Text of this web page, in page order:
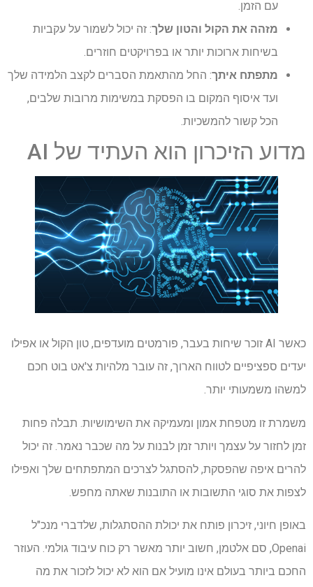
עם הזמן.
מזהה את הקול והטון שלך: זה יכול לשמור על עקביות
בשיחות ארוכות יותר או בפרויקטים חוזרים.
מתפתח איתך: החל מהתאמת הסברים לקצב הלמידה שלך
ועד איסוף המקום בו הפסקת במשימות מרובות שלבים,
הכל קשור להמשכיות.
מדוע הזיכרון הוא העתיד של AI
כאשר AI זוכר שיחות בעבר, פורמטים מועדפים, טון הקול או אפילו
יעדים ספציפיים לטווח הארוך, זה עובר מלהיות צ'אט בוט חכם
למשהו משמעותי יותר.
משמרת זו מטפחת אמון ומעמיקה את השימושיות. תבלה פחות
זמן לחזור על עצמך ויותר זמן לבנות על מה שכבר נאמר. זה יכול
להרים איפה שהפסקת, להסתגל לצרכים המתפתחים שלך ואפילו
לצפות את סוגי התשובות או התובנות שאתה מחפש.
באופן חיוני, זיכרון פותח את יכולת ההסתגלות, שלדברי מנכ"ל
Openai, סם אלטמן, חשוב יותר מאשר רק כוח עיבוד גולמי. העוזר
החכם ביותר בעולם אינו מועיל אם הוא לא יכול לזכור את מה